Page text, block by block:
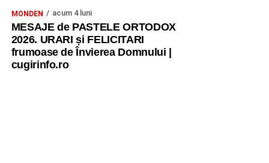
MONDEN acum 4 luni
MESAJE de PASTELE ORTODOX
2026. URARI și FELICITARI
frumoase de Învierea Domnului |
cugirinfo.ro